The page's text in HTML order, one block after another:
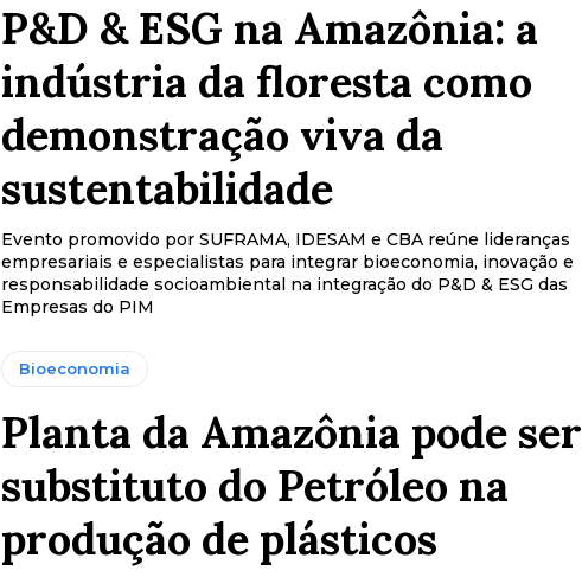
P&D & ESG na Amazônia: a
indústria da floresta como
demonstração viva da
sustentabilidade
Evento promovido por SUFRAMA, IDESAM e CBA reúne lideranças
empresariais e especialistas para integrar bioeconomia, inovação e
responsabilidade socioambiental na integração do P&D & ESG das
Empresas do PIM
Bioeconomia
Planta da Amazônia pode ser
substituto do Petróleo na
produção de plásticos